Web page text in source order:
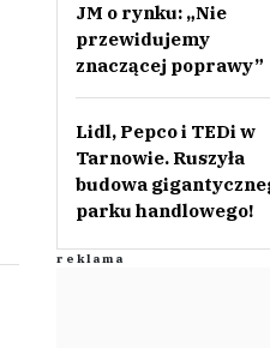
JM o rynku: „Nie
przewidujemy
znaczącej poprawy”
Lidl, Pepco i TEDi w
Tarnowie. Ruszyła
budowa
parku handlowego!